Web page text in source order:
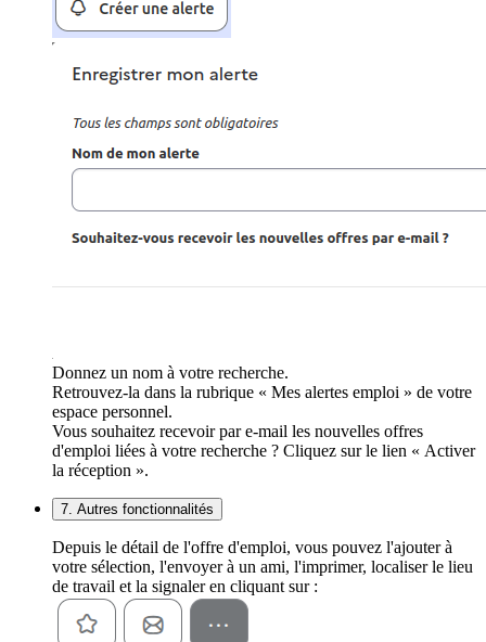
Donnez un nom à votre recherche.
Retrouvez-la dans la rubrique « Mes alertes emploi » de votre
espace personnel.
Vous souhaitez recevoir par e-mail les nouvelles offres
d'emploi liées à votre recherche ? Cliquez sur le lien « Activer
la réception ».
7. Autres fonctionnalités
Depuis le détail de l'offre d'emploi, vous pouvez l'ajouter à
votre sélection, l'envoyer à un ami, l'imprimer, localiser le lieu
de travail et la signaler en cliquant sur :